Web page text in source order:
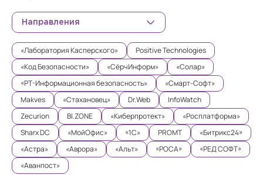
Направления
«Лаборатория Касперского»
Positive Technologies
«Код Безопасности»
«СёрчИнформ»
«Солар»
«РТ-Информационная безопасность»
«Смарт-Софт»
Makves
«Стахановец» Dr.Web
InfoWatch
Zecurion
BI.ZONE «Киберпротект»
«Росплатформа»
Sharx DC
«МойОфис» «1С» PROMT
«Битрикс24»
«Астра»
«Аврора» «Альт» «РОСА»
«РЕД СОФТ»
«Аванпост»